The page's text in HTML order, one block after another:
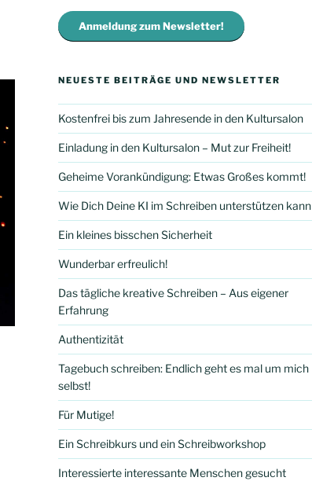
Anmeldung zum Newsletter!
NEUESTE BEITRÄGE UND NEWSLETTER
Kostenfrei bis zum Jahresende in den Kultursalon
Einladung in den Kultursalon – Mut zur Freiheit!
Geheime Vorankündigung: Etwas Großes kommt!
Wie Dich Deine KI im Schreiben unterstützen kann
Ein kleines bisschen Sicherheit
Wunderbar erfreulich!
Das tägliche kreative Schreiben – Aus eigener
Erfahrung
Authentizität
Tagebuch schreiben: Endlich geht es mal um mich
selbst!
Für Mutige!
Ein Schreibkurs und ein Schreibworkshop
Interessierte interessante Menschen gesucht